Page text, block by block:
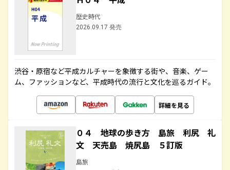
歴史時代
2026.09.17 発売
渋谷・原宿など平成カルチャーを象徴する街や、音楽、ゲー
ム、ファッションなど、平成時代の流行と文化を巡るガイド。
詳細を見る
０４ 地球の歩き方 島旅 利尻 礼
文 天売島 焼尻島 ５訂版
島旅